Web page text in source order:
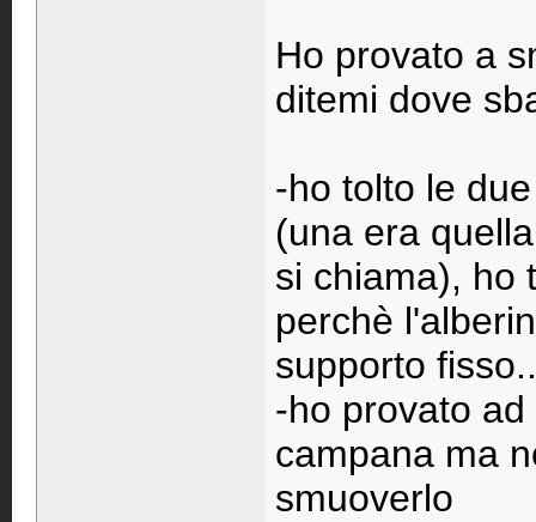
Ho provato a
ditemi dove
-ho tolto le
(una era
si chiama), ho
perchè
supporto
-ho provato
campana ma
smuoverlo